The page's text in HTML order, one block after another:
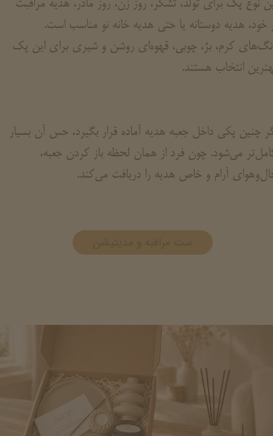
نوع پک برای تولد، تشکر، روز زن، روز مادر، هدیه مراقبت
خود، هدیه دوستانه یا حتی هدیه خانه نو مناسب است.
کرم، بژ، چوبی، قهوه‌ای روشن و شیری برای این پک
انتخاب هستند.
چنین پکی داخل جعبه هدیه آماده قرار بگیرد، حس آن بسیار
می‌شود. چون فرد از همان لحظه باز کردن جعبه،
آرام و خاص هدیه را دریافت می‌کند.